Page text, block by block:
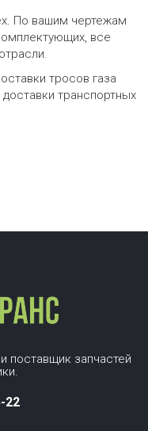
По вашим чертежам
все
тросов газа
транспортных
поставщик запчастей
22